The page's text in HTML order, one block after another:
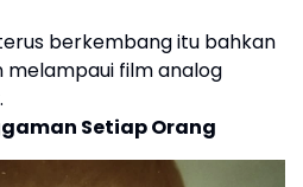
berkembang itu bahkan
melampaui film analog
Setiap Orang